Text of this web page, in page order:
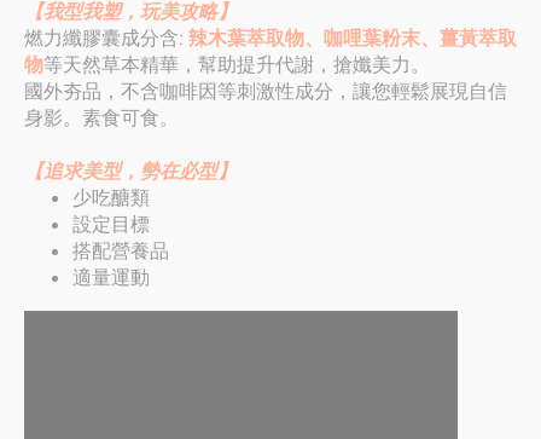
【我型我塑，玩美攻略】
燃力纖膠囊成分含: 辣木葉萃取物、咖哩葉粉末、薑黃萃取
物等天然草本精華，幫助提升代謝，搶孅美力。
國外夯品，不含咖啡因等刺激性成分，讓您輕鬆展現自信
身影。素食可食。
【追求美型，勢在必型】
少吃醣類
設定目標
搭配營養品
適量運動